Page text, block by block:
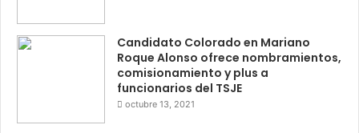
Candidato Colorado en Mariano
Roque Alonso ofrece nombramientos,
comisionamiento y plus a
funcionarios del TSJE
octubre 13, 2021